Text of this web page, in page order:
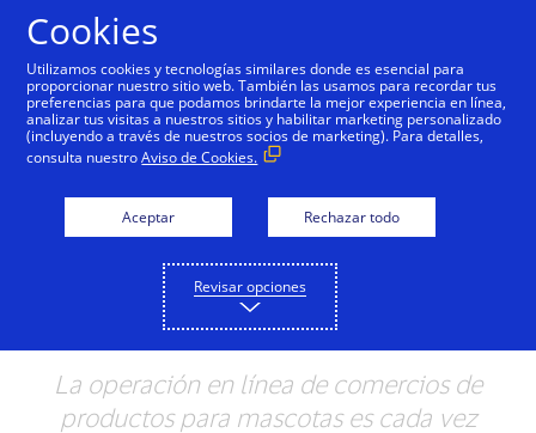
Las compras en el
segmento de Mascotas
en América Latina y el
Caribe aumentaron un
30% en un año, según
datos de Visa
La operación en línea de comercios de
productos para mascotas es cada vez
Cookies
Utilizamos cookies y tecnologías similares donde es esencial para
proporcionar nuestro sitio web. También las usamos para recordar tus
preferencias para que podamos brindarte la mejor experiencia en línea,
analizar tus visitas a nuestros sitios y habilitar marketing personalizado
(incluyendo a través de nuestros socios de marketing). Para detalles,
consulta nuestroAviso de Cookies.
Aceptar Rechazar todo
Revisar opciones